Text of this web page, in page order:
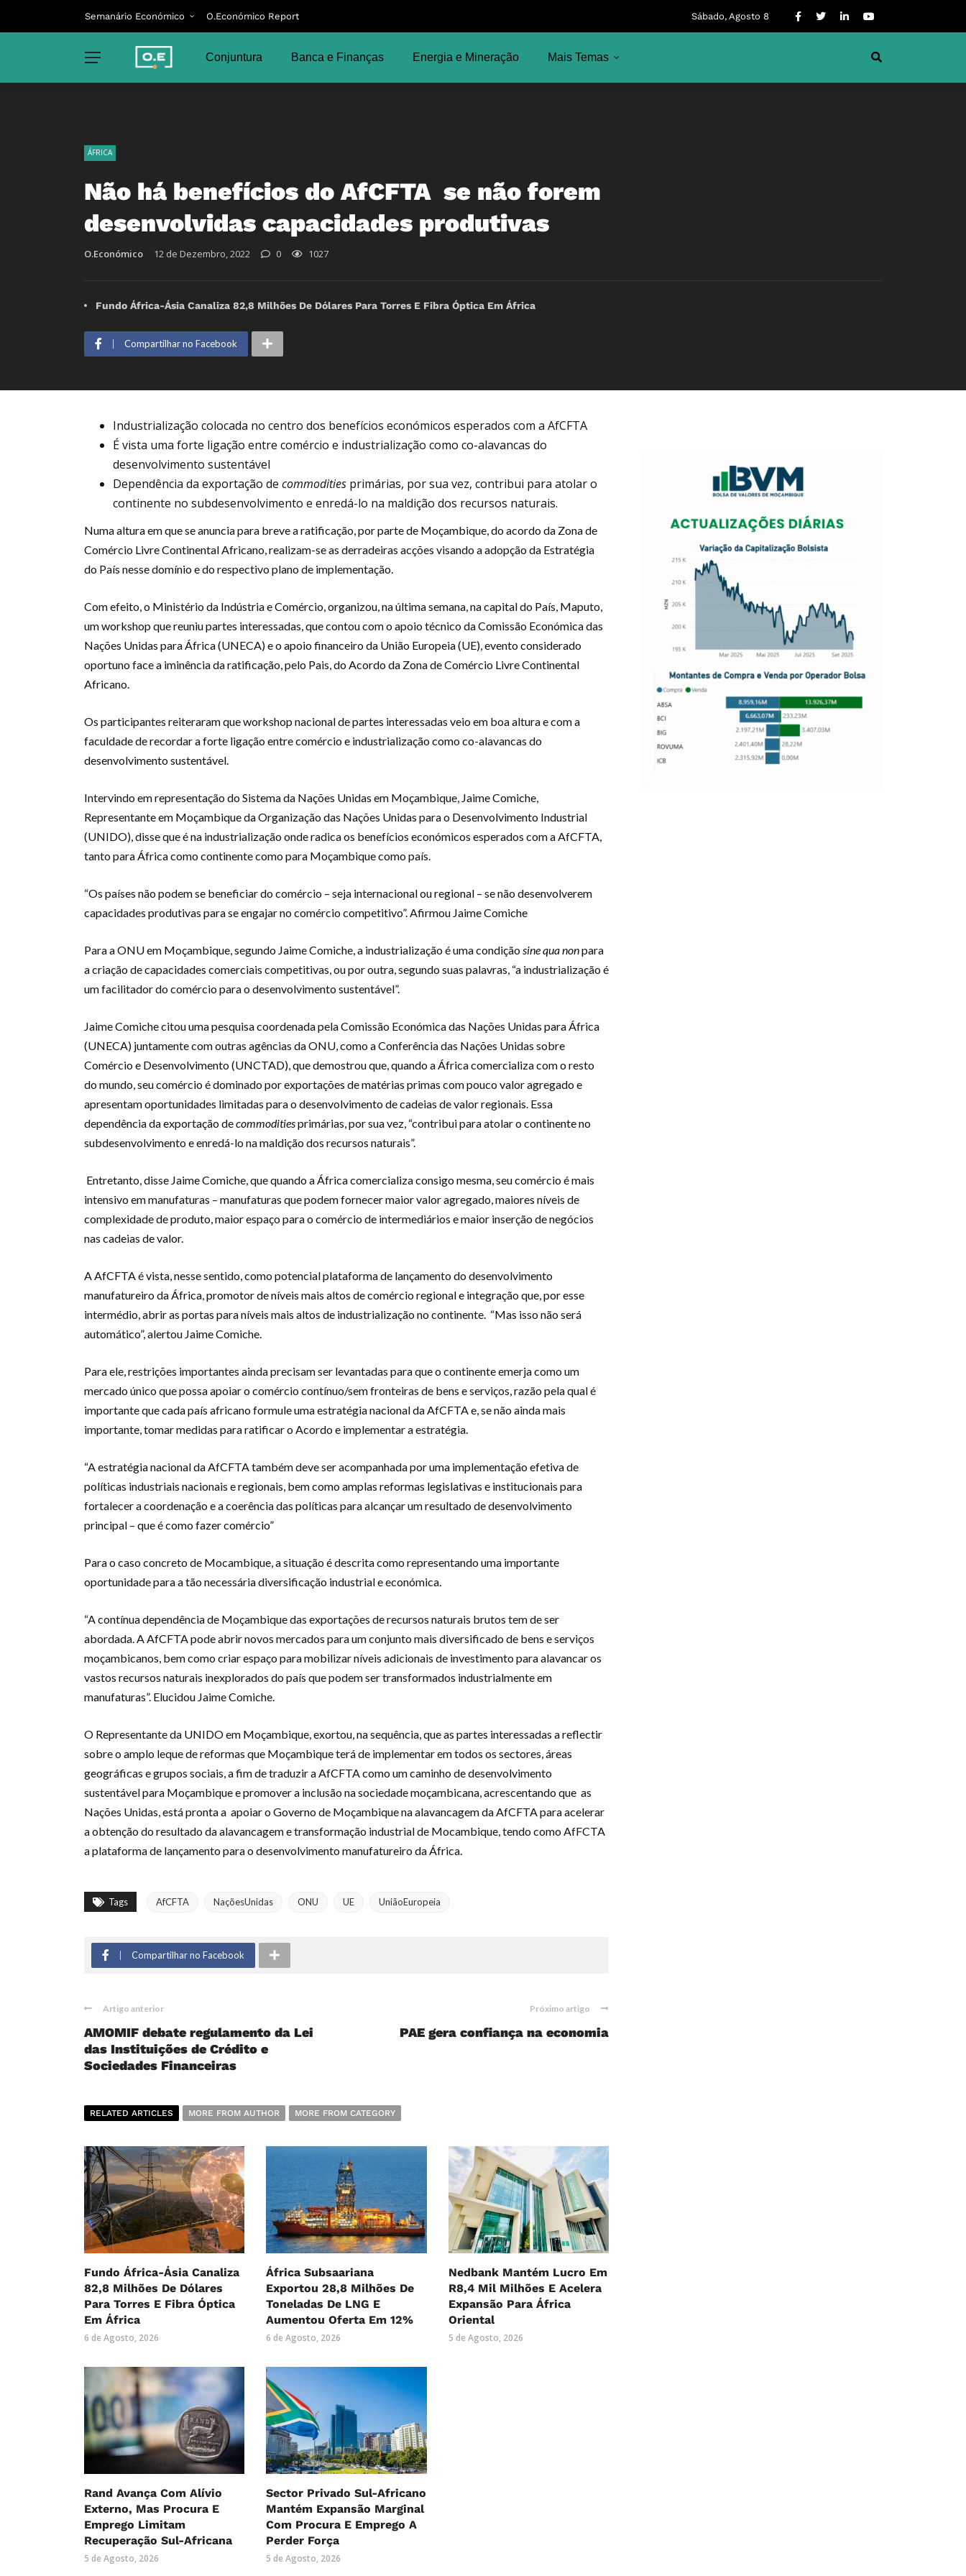
Semanário Económico O.Económico Report Sábado, Agosto 8
Conjuntura Banca e Finanças Energia e Mineração Mais Temas
ÁFRICA
Não há benefícios do AfCFTA se não forem
desenvolvidas capacidades produtivas
O.Económico 12 de Dezembro, 2022 0 1027
Fundo África-Ásia Canaliza 82,8 Milhões De Dólares Para Torres E Fibra Óptica Em África
Compartilhar no Facebook
Industrialização colocada no centro dos benefícios económicos esperados com a AfCFTA
É vista uma forte ligação entre comércio e industrialização como co-alavancas do
desenvolvimento sustentável
Dependência da exportação de commodities primárias, por sua vez, contribui para atolar o
continente no subdesenvolvimento e enredá-lo na maldição dos recursos naturais.
Numa altura em que se anuncia para breve a ratificação, por parte de Moçambique, do acordo da Zona de
Comércio Livre Continental Africano, realizam-se as derradeiras acções visando a adopção da Estratégia
do País nesse domínio e do respectivo plano de implementação.
Com efeito, o Ministério da Indústria e Comércio, organizou, na última semana, na capital do País, Maputo,
um workshop que reuniu partes interessadas, que contou com o apoio técnico da Comissão Económica das
Nações Unidas para África (UNECA) e o apoio financeiro da União Europeia (UE), evento considerado
oportuno face a iminência da ratificação, pelo Pais, do Acordo da Zona de Comércio Livre Continental
Africano.
Os participantes reiteraram que workshop nacional de partes interessadas veio em boa altura e com a
faculdade de recordar a forte ligação entre comércio e industrialização como co-alavancas do
desenvolvimento sustentável.
Intervindo em representação do Sistema da Nações Unidas em Moçambique, Jaime Comiche,
Representante em Moçambique da Organização das Nações Unidas para o Desenvolvimento Industrial
(UNIDO), disse que é na industrialização onde radica os benefícios económicos esperados com a AfCFTA,
tanto para África como continente como para Moçambique como país.
“Os países não podem se beneficiar do comércio – seja internacional ou regional – se não desenvolverem
capacidades produtivas para se engajar no comércio competitivo”. Afirmou Jaime Comiche
Para a ONU em Moçambique, segundo Jaime Comiche, a industrialização é uma condiçãosine qua nonpara
a criação de capacidades comerciais competitivas, ou por outra, segundo suas palavras, “a industrialização é
um facilitador do comércio para o desenvolvimento sustentável”.
Jaime Comiche citou uma pesquisa coordenada pela Comissão Económica das Nações Unidas para África
(UNECA) juntamente com outras agências da ONU, como a Conferência das Nações Unidas sobre
Comércio e Desenvolvimento (UNCTAD), que demostrou que, quando a África comercializa com o resto
do mundo, seu comércio é dominado por exportações de matérias primas com pouco valor agregado e
apresentam oportunidades limitadas para o desenvolvimento de cadeias de valor regionais. Essa
dependência da exportação decommoditiesprimárias, por sua vez, “contribui para atolar o continente no
subdesenvolvimento e enredá-lo na maldição dos recursos naturais”.
Entretanto, disse Jaime Comiche, que quando a África comercializa consigo mesma, seu comércio é mais
intensivo em manufaturas – manufaturas que podem fornecer maior valor agregado, maiores níveis de
complexidade de produto, maior espaço para o comércio de intermediários e maior inserção de negócios
nas cadeias de valor.
A AfCFTA é vista, nesse sentido, como potencial plataforma de lançamento do desenvolvimento
manufatureiro da África, promotor de níveis mais altos de comércio regional e integração que, por esse
intermédio, abrir as portas para níveis mais altos de industrialização no continente. “Mas isso não será
automático”, alertou Jaime Comiche.
Para ele, restrições importantes ainda precisam ser levantadas para que o continente emerja como um
mercado único que possa apoiar o comércio contínuo/sem fronteiras de bens e serviços, razão pela qual é
importante que cada país africano formule uma estratégia nacional da AfCFTA e, se não ainda mais
importante, tomar medidas para ratificar o Acordo e implementar a estratégia.
“A estratégia nacional da AfCFTA também deve ser acompanhada por uma implementação efetiva de
políticas industriais nacionais e regionais, bem como amplas reformas legislativas e institucionais para
fortalecer a coordenação e a coerência das políticas para alcançar um resultado de desenvolvimento
principal – que é como fazer comércio”
Para o caso concreto de Mocambique, a situação é descrita como representando uma importante
oportunidade para a tão necessária diversificação industrial e económica.
“A contínua dependência de Moçambique das exportações de recursos naturais brutos tem de ser
abordada. A AfCFTA pode abrir novos mercados para um conjunto mais diversificado de bens e serviços
moçambicanos, bem como criar espaço para mobilizar níveis adicionais de investimento para alavancar os
vastos recursos naturais inexplorados do país que podem ser transformados industrialmente em
manufaturas”. Elucidou Jaime Comiche.
O Representante da UNIDO em Moçambique, exortou, na sequência, que as partes interessadas a reflectir
sobre o amplo leque de reformas que Moçambique terá de implementar em todos os sectores, áreas
geográficas e grupos sociais, a fim de traduzir a AfCFTA como um caminho de desenvolvimento
sustentável para Moçambique e promover a inclusão na sociedade moçambicana, acrescentando que as
Nações Unidas, está pronta a apoiar o Governo de Moçambique na alavancagem da AfCFTA para acelerar
a obtenção do resultado da alavancagem e transformação industrial de Mocambique, tendo como AfFCTA
a plataforma de lançamento para o desenvolvimento manufatureiro da África.
Tags AfCFTA NaçõesUnidas ONU UE UniãoEuropeia
Compartilhar no Facebook
Artigo anterior
AMOMIF debate regulamento da Lei
das Instituições de Crédito e
Sociedades Financeiras
Próximo artigo
PAE gera confiança na economia
RELATED ARTICLES MORE FROM AUTHOR MORE FROM CATEGORY
Fundo África-Ásia Canaliza
82,8 Milhões De Dólares
Para Torres E Fibra Óptica
Em África
6 de Agosto, 2026
África Subsaariana
Exportou 28,8 Milhões De
Toneladas De LNG E
Aumentou Oferta Em 12%
6 de Agosto, 2026
Nedbank Mantém Lucro Em
R8,4 Mil Milhões E Acelera
Expansão Para África
Oriental
5 de Agosto, 2026
Rand Avança Com Alívio
Externo, Mas Procura E
Emprego Limitam
Recuperação Sul-Africana
5 de Agosto, 2026
Sector Privado Sul-Africano
Mantém Expansão Marginal
Com Procura E Emprego A
Perder Força
5 de Agosto, 2026